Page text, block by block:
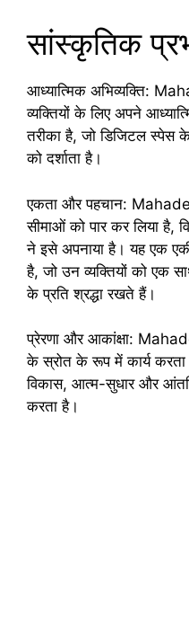
सांस्कृतिक
आध्यात्मिक अभिव्यक्ति:
व्यक्तियों के लिए अपने
तरीका है, जो डिजिटल स्पेस
को दर्शाता है।
एकता और पहचान:
सीमाओं को पार कर लिया है,
ने इसे अपनाया है। यह एक
है, जो उन व्यक्तियों को एक
के प्रति श्रद्धा रखते हैं।
प्रेरणा और आकांक्षा:
के स्रोत के रूप में कार्य करता
विकास, आत्म-सुधार और
करता है।